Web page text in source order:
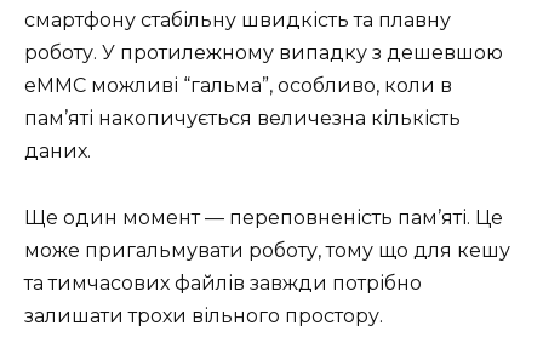
смартфону стабільну швидкість та плавну
роботу. У протилежному випадку з дешевшою
eMMC можливі “гальма”, особливо, коли в
пам’яті накопичується величезна кількість
даних.
Ще один момент — переповненість пам’яті. Це
може пригальмувати роботу, тому що для кешу
та тимчасових файлів завжди потрібно
залишати трохи вільного простору.